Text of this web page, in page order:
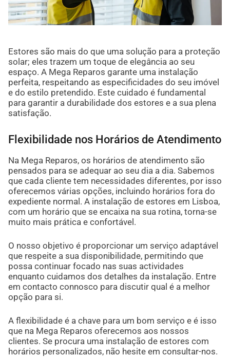
Estores são mais do que uma solução para a proteção
solar; eles trazem um toque de elegância ao seu
espaço. A Mega Reparos garante uma instalação
perfeita, respeitando as especificidades do seu imóvel
e do estilo pretendido. Este cuidado é fundamental
para garantir a durabilidade dos estores e a sua plena
satisfação.
Flexibilidade nos Horários de Atendimento
Na Mega Reparos, os horários de atendimento são
pensados para se adequar ao seu dia a dia. Sabemos
que cada cliente tem necessidades diferentes, por isso
oferecemos várias opções, incluindo horários fora do
expediente normal. A instalação de estores em Lisboa,
com um horário que se encaixa na sua rotina, torna-se
muito mais prática e confortável.
O nosso objetivo é proporcionar um serviço adaptável
que respeite a sua disponibilidade, permitindo que
possa continuar focado nas suas actividades
enquanto cuidamos dos detalhes da instalação. Entre
em contacto connosco para discutir qual é a melhor
opção para si.
A flexibilidade é a chave para um bom serviço e é isso
que na Mega Reparos oferecemos aos nossos
clientes. Se procura uma instalação de estores com
horários personalizados, não hesite em consultar-nos.